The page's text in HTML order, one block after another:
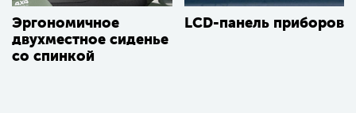
Эргономичное
двухместное сиденье
со спинкой
LCD-панель приборов